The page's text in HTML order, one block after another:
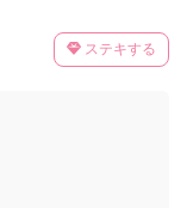
ステキする